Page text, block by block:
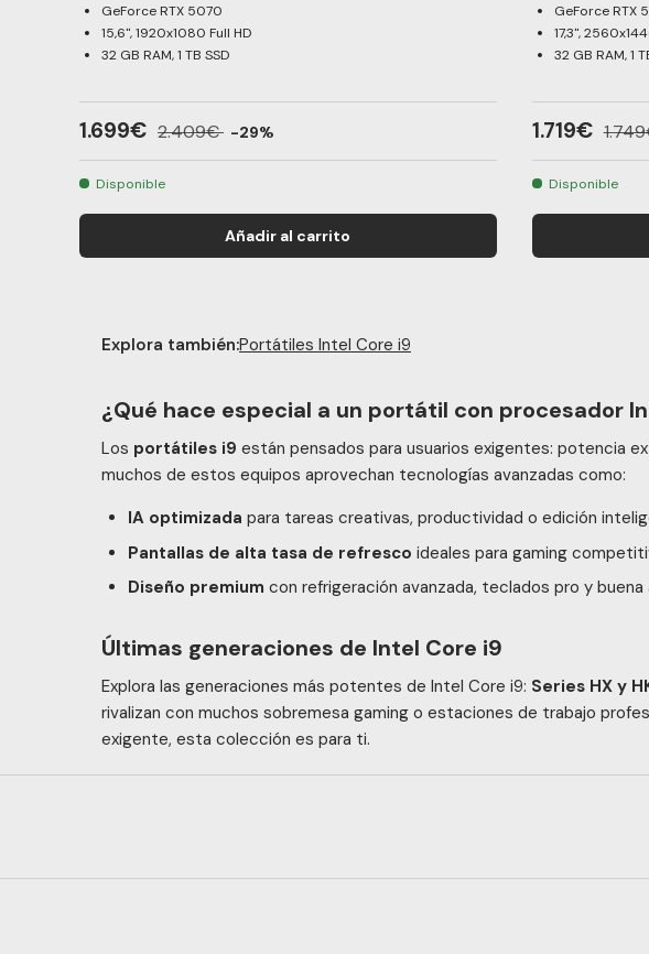
GeForce RTX 5070
15,6", 1920x1080 Full HD
32 GB RAM, 1 TB SSD
1.699€ 2.409€ -29%
Disponible
Añadir al carrito
GeForce RTX
17,3",
32 GB RAM, 1
1.719€
Disponible
Explora también:Portátiles Intel Core i9
¿Qué hace especial a un portátil con procesador
Los portátiles i9 están pensados para usuarios exigentes: potencia
muchos de estos equipos aprovechan tecnologías avanzadas como:
IA optimizada para tareas creativas, productividad o edición
Pantallas de alta tasa de refresco ideales para gaming
Diseño premium con refrigeración avanzada, teclados pro y buena
Últimas generaciones de Intel Core i9
Explora las generaciones más potentes de Intel Core i9: Series HX y
rivalizan con muchos sobremesa gaming o estaciones de trabajo
exigente, esta colección es para ti.